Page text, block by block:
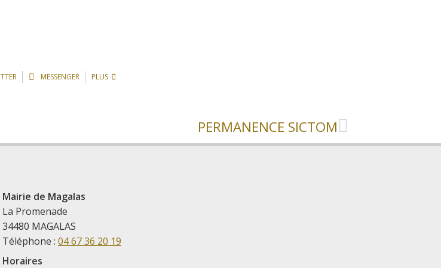
MESSENGER PLUS
PERMANENCE SICTOM
Mairie de Magalas
La Promenade
34480 MAGALAS
Téléphone : 04 67 36 20 19
Horaires